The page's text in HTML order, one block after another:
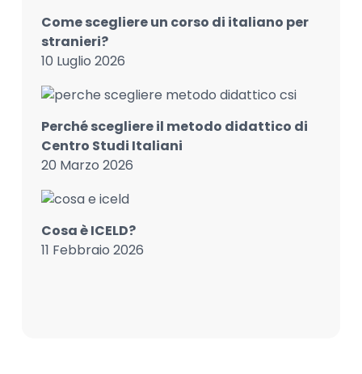
Come scegliere un corso di italiano per
stranieri?
10 Luglio 2026
Perché scegliere il metodo didattico di
Centro Studi Italiani
20 Marzo 2026
Cosa è ICELD?
11 Febbraio 2026